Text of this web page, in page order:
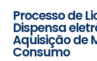
Processo de
Dispensa
Aquisição de
Consumo